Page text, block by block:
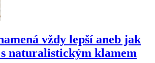
vždy lepší aneb jak
naturalistickým klamem